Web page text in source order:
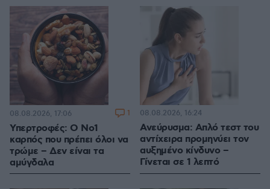
Υπερτροφές: Ο Νο1
καρπός που πρέπει όλοι να
τρώμε – Δεν είναι τα
αμύγδαλα
08.08.2026, 17:06 1
Ανεύρυσμα: Απλό τεστ του
αντίχειρα προμηνύει τον
αυξημένο κίνδυνο –
Γίνεται σε 1 λεπτό
08.08.2026, 16:24